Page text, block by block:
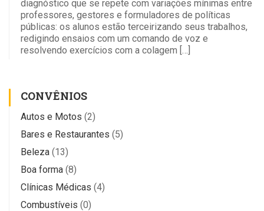
diagnóstico que se repete com variações mínimas entre
professores, gestores e formuladores de políticas
públicas: os alunos estão terceirizando seus trabalhos,
redigindo ensaios com um comando de voz e
resolvendo exercícios com a colagem […]
CONVÊNIOS
Autos e Motos (2)
Bares e Restaurantes (5)
Beleza (13)
Boa forma (8)
Clínicas Médicas (4)
Combustíveis (0)